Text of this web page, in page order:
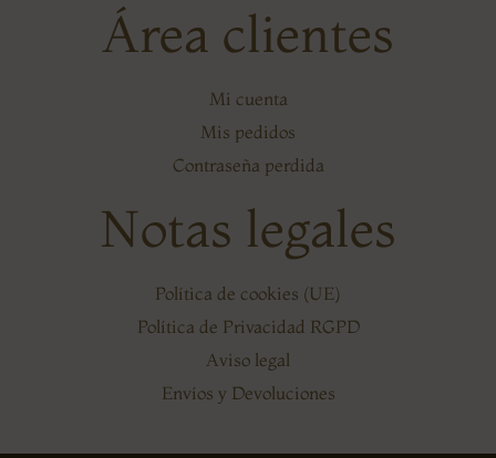
Área clientes
Mi cuenta
Mis pedidos
Contraseña perdida
Notas legales
Política de cookies (UE)
Política de Privacidad RGPD
Aviso legal
Envíos y Devoluciones